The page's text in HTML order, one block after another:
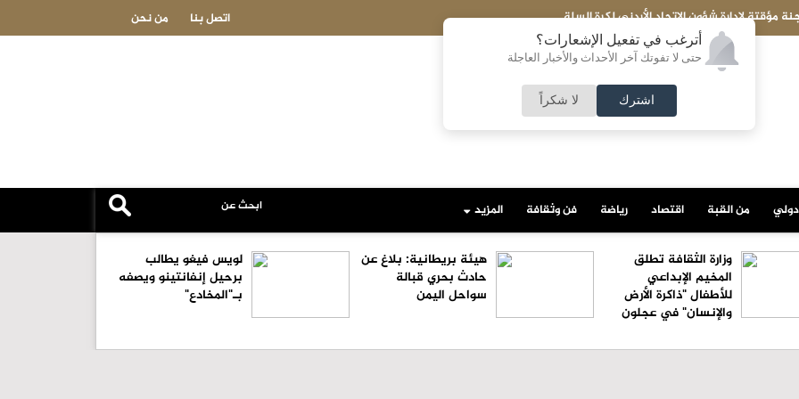
أترغب في تفعيل الإشعارات؟
حتى لا تفوتك آخر الأحداث والأخبار العاجلة
اشترك لا شكراً
الوطنية تواصل انتصاراتها في جولة غرب آسيا للكرة الطائرة الشاطئية وزارة الثقافة تطلق المخيم الإبداعي للأطفال "ذاكرة الأرض والإنسان"
من نحن اتصل بنا
من القبة اقتصاد رياضة فن وثقافة المزيد
وزارة الثقافة تطلق
المخيم الإبداعي
للأطفال "ذاكرة الأرض
والإنسان" في عجلون
هيئة بريطانية: بلاغ عن
حادث بحري قبالة
سواحل اليمن
لويس فيغو يطالب
برحيل إنفانتينو ويصفه
بـ"المخادع"